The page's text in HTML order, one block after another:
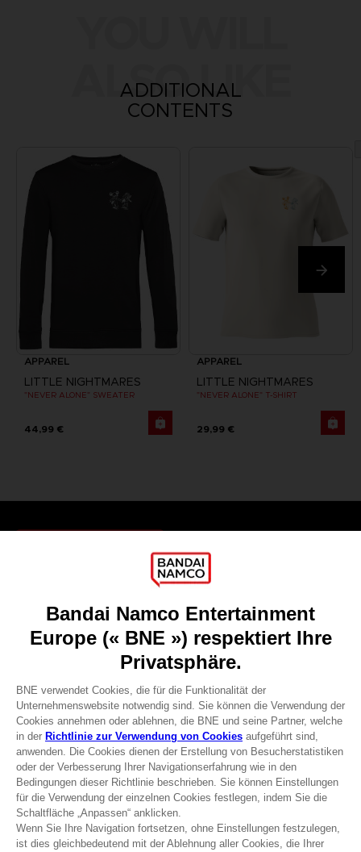
ALSO LIKE
ADDITIONAL
CONTENTS
APPAREL
LITTLE NIGHTMARES
"NEVER ALONE" SWEATER
44,99 €
APPAREL
LITTLE NIGHTMARES
"NEVER ALONE" T-SHIRT
29,99 €
Recruitment
Licensing
DO YOU HAVE A QUESTION?
REGISTER A GAME
JOIN THE CLUB!
Terms of sales Global-e
Privacy policy Global-e
Legal documentation